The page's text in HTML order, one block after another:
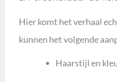
Hier komt het verhaal
kunnen het volgende
Haarstijl en